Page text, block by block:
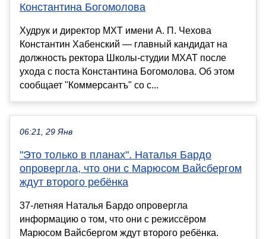
Константина Богомолова
Худрук и директор МХТ имени А. П. Чехова
Константин Хабенский — главный кандидат на
должность ректора Школы-студии МХАТ после
ухода с поста Константина Богомолова. Об этом
сообщает "Коммерсантъ" со с...
06:21, 29 Янв
"Это только в планах". Наталья Бардо
опровергла, что они с Марюсом Вайсбергом
ждут второго ребёнка
37-летняя Наталья Бардо опровергла
информацию о том, что они с режиссёром
Марюсом Вайсбергом ждут второго ребёнка.